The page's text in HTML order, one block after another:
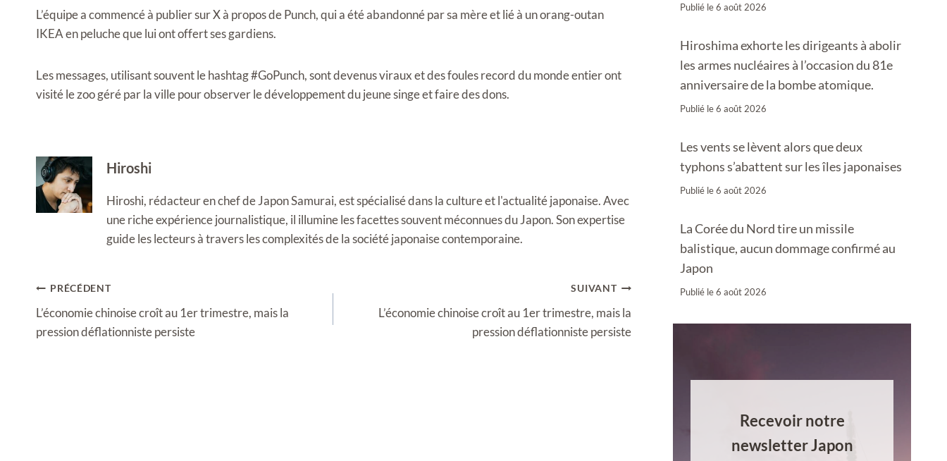
L’équipe a commencé à publier sur X à propos de Punch, qui a été abandonné par sa mère et lié à un orang-outan
IKEA en peluche que lui ont offert ses gardiens.
Les messages, utilisant souvent le hashtag #GoPunch, sont devenus viraux et des foules record du monde entier ont
visité le zoo géré par la ville pour observer le développement du jeune singe et faire des dons.
Hiroshi
Hiroshi, rédacteur en chef de Japon Samurai, est spécialisé dans la culture et l'actualité japonaise. Avec
une riche expérience journalistique, il illumine les facettes souvent méconnues du Japon. Son expertise
guide les lecteurs à travers les complexités de la société japonaise contemporaine.
Navigation
de
l’article
PRÉCÉDENT
L’économie chinoise croît au 1er trimestre, mais la
pression déflationniste persiste
SUIVANT
L’économie chinoise croît au 1er trimestre, mais la
pression déflationniste persiste
Publié le6 août 2026
Hiroshima exhorte les dirigeants à abolir
les armes nucléaires à l’occasion du 81e
anniversaire de la bombe atomique.
Publié le6 août 2026
Les vents se lèvent alors que deux
typhons s’abattent sur les îles japonaises
Publié le6 août 2026
La Corée du Nord tire un missile
balistique, aucun dommage confirmé au
Japon
Publié le6 août 2026
Recevoir notre
newsletter Japon